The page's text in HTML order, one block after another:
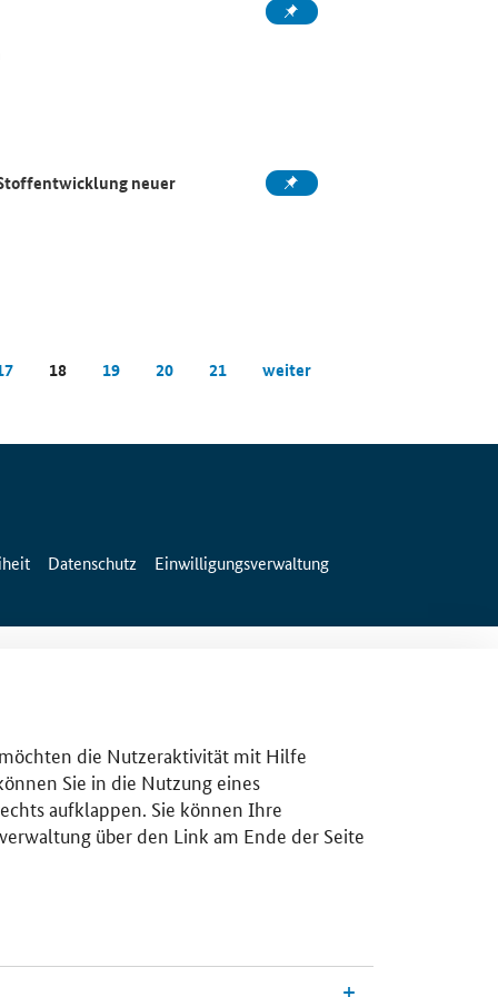
neuer
18 19 20 21 weiter
Datenschutz Einwilligungsverwaltung
die Nutzeraktivität mit Hilfe
Sie in die Nutzung eines
aufklappen. Sie können Ihre
über den Link am Ende der Seite